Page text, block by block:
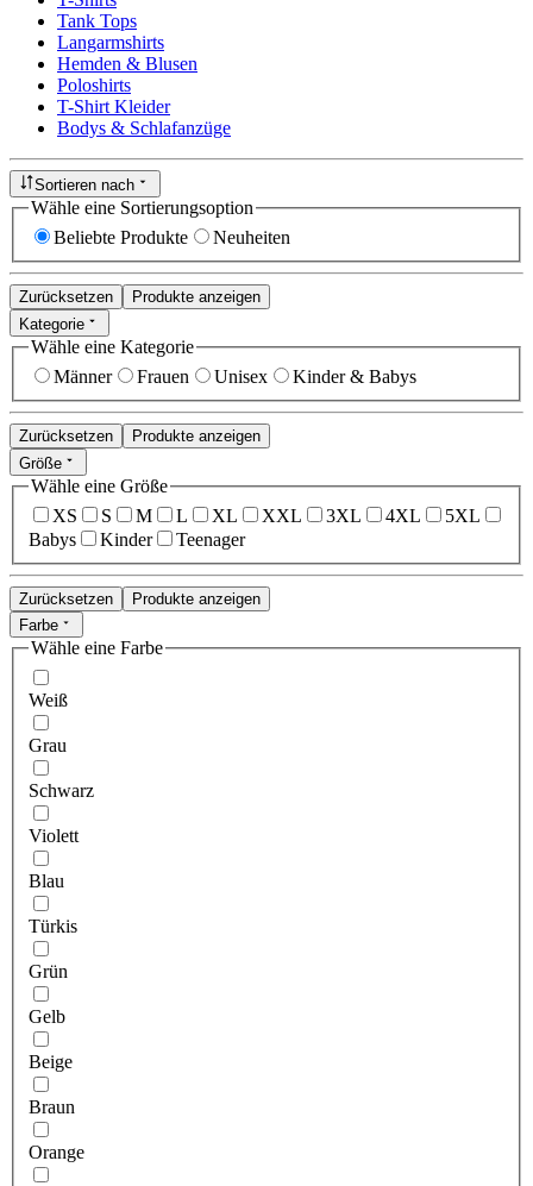
Tank Tops
Langarmshirts
Hemden & Blusen
Poloshirts
T-Shirt Kleider
Bodys & Schlafanzüge
Sortieren nach
Wähle eine Sortierungsoption
Beliebte Produkte
Neuheiten
Zurücksetzen
Produkte anzeigen
Kategorie
Wähle eine Kategorie
Männer
Frauen Unisex Kinder & Babys
Zurücksetzen
Produkte anzeigen
Größe
Wähle eine Größe
XS
S M L XL XXL 3XL 4XL
5XL
Babys
Kinder Teenager
Zurücksetzen
Produkte anzeigen
Farbe
Wähle eine Farbe
Weiß
Grau
Schwarz
Violett
Blau
Türkis
Grün
Gelb
Beige
Braun
Orange